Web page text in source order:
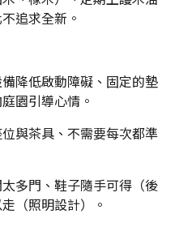
追求全新。
降低啟動障礙、固定的墊
園引導心情。
與茶具、不需要每次都準
多門、鞋子隨手可得（後
（照明設計）。